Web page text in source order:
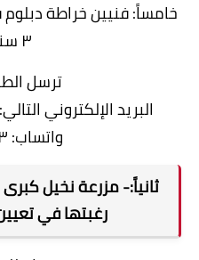
خامساً: فنيين خراطة
٣ سنوات.
ترسل
البريد الإلكتروني التالي: Hr1@elnasrglass.com
واتساب: ٠١٠٢٦٠٠١٤٩٣
ثانياً:- مزرعة نخيل
رغبتها في